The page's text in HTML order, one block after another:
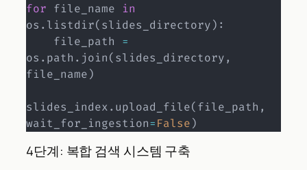
for file_name in
os . listdir(slides_directory) :
    file_path
=
os . path . join(slides_directory,
file_name)
slides_index. upload_file(file_path ,
wait_for_ingestion=False)
4단계: 복합 검색 시스템 구축